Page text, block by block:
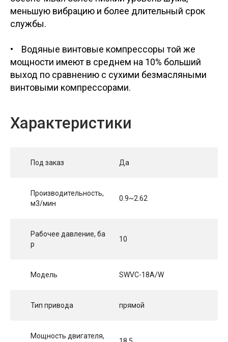
меньшую вибрацию и более длительный срок
службы.
• Водяные винтовые компрессоры той же
мощности имеют в среднем на 10% больший
выход по сравнению с сухими безмасляными
винтовыми компрессорами.
Характеристики
Под заказ Да
Производительность,
м3/мин
0.9~2.62
Рабочее давление, ба
р
10
Модель SWVC-18A/W
Тип привода прямой
Мощность двигателя,